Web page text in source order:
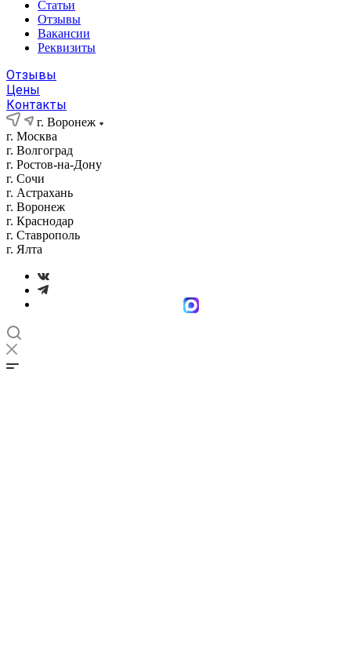
Статьи
Отзывы
Вакансии
Реквизиты
Отзывы
Цены
Контакты
г. Воронеж
г. Москва
г. Волгоград
г. Ростов-на-Дону
г. Сочи
г. Астрахань
г. Воронеж
г. Краснодар
г. Ставрополь
г. Ялта